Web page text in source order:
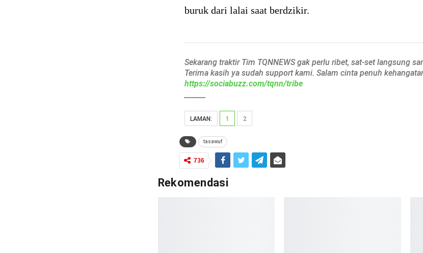
buruk dari lalai saat berdzikir.
Sekarang traktir Tim TQNNEWS gak perlu ribet, sat-set langsung
Terima kasih ya sudah support kami. Salam cinta penuh
https://sociabuzz.com/tqnn/tribe
LAMAN: 1 2
tasawuf
736
Rekomendasi